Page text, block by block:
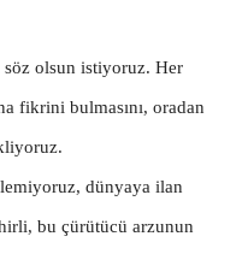
olsun istiyoruz. Her
fikrini bulmasını, oradan
dünyaya ilan
bu çürütücü arzunun